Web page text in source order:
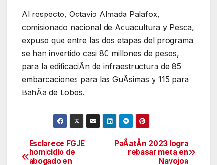
Al respecto, Octavio Almada Palafox,
comisionado nacional de Acuacultura y Pesca,
expuso que entre las dos etapas del programa
se han invertido casi 80 millones de pesos,
para la edificaciÃn de infraestructura de 85
embarcaciones para las GuÃsimas y 115 para
BahÃa de Lobos.
Navegación
PaÃatÃn 2023 logra
rebasar meta en
Navojoa
Esclarece FGJE
homicidio de
abogado en